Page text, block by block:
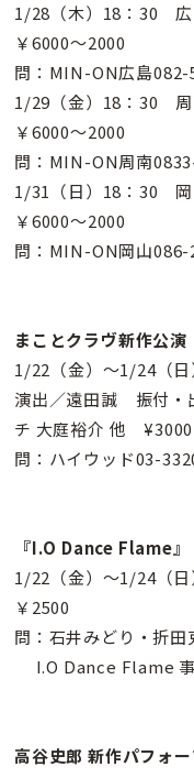
1/28（木）18：30 広
￥6000〜2000
問：MIN-ON広島082-
1/29（金）18：30 周
￥6000〜2000
問：MIN-ON周南
1/31（日）18：30 岡
￥6000〜2000
問：MIN-ON岡山086-
まことクラヴ新作公演
1/22（金）〜1/24（
演出／遠田誠 振付・
チ 大庭裕介 他 ¥3000
問：ハイウッド03-
『I.O Dance Flame』
1/22（金）〜1/24（
￥2500
問：石井みどり・折
I.O Dance Flame
高谷史郎 新作パフォ